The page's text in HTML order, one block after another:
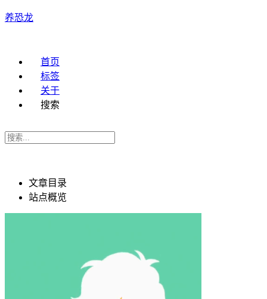
养恐龙
首页
标签
关于
搜索
文章目录
站点概览